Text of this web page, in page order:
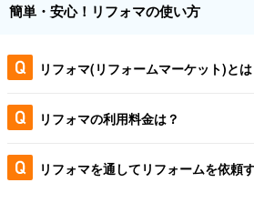
簡単・安心！リフォマの使い方
リフォマ(リフォームマーケット)とは
リフォマの利用料金は？
リフォマを通してリフォームを依頼